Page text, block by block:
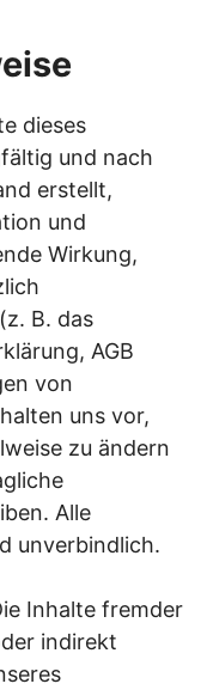
dieses
und nach
erstellt,
und
Wirkung,
B. das
AGB
von
uns vor,
zu ändern
Alle
unverbindlich.
Inhalte fremder
indirekt